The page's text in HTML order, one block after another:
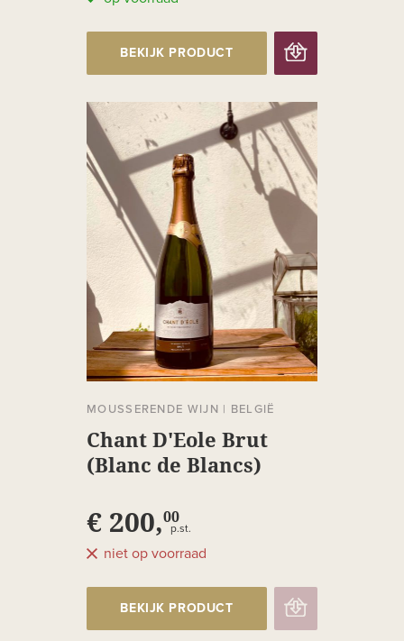
BEKIJK PRODUCT
MOUSSERENDE WIJN | BELGIË
Chant D'Eole Brut
(Blanc de Blancs)
€ 200,00
p.st.
niet op voorraad
BEKIJK PRODUCT